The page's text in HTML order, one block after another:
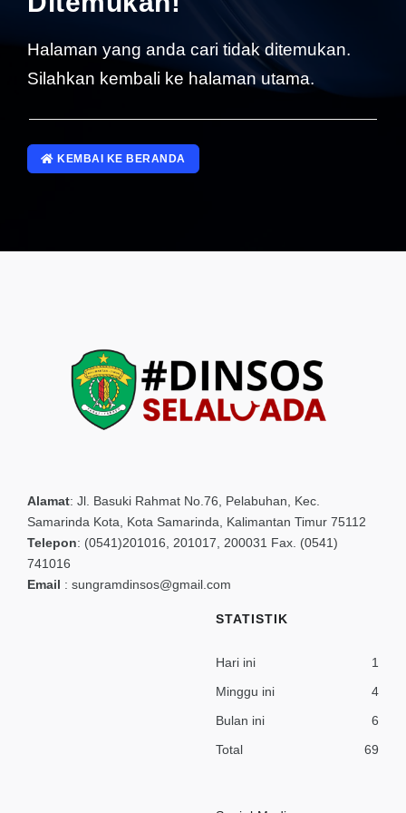
Halaman yang anda cari tidak ditemukan.
Silahkan kembali ke halaman utama.
KEMBAI KE BERANDA
Alamat: Jl. Basuki Rahmat No.76, Pelabuhan, Kec.
Samarinda Kota, Kota Samarinda, Kalimantan Timur 75112
Telepon: (0541)201016, 201017, 200031 Fax. (0541)
741016
Email : sungramdinsos@gmail.com
STATISTIK
Hari ini
1
Minggu ini
4
Bulan ini
6
Total
69